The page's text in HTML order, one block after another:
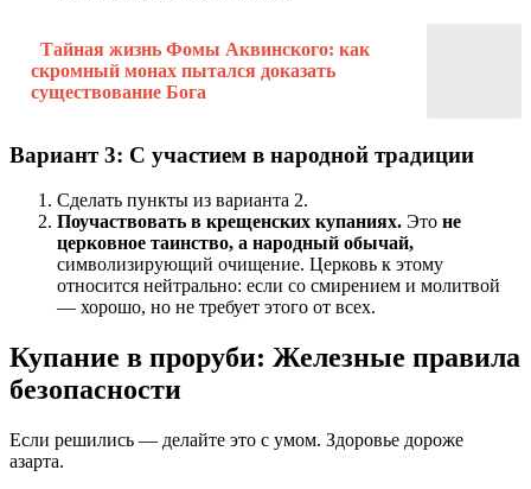
Тайная жизнь Фомы Аквинского: как
скромный монах пытался доказать
существование Бога
Вариант 3: С участием в народной традиции
Сделать пункты из варианта 2.
Поучаствовать в крещенских купаниях. Это не
церковное таинство, а народный обычай,
символизирующий очищение. Церковь к этому
относится нейтрально: если со смирением и молитвой
— хорошо, но не требует этого от всех.
Купание в проруби: Железные правила
безопасности
Если решились — делайте это с умом. Здоровье дороже
азарта.